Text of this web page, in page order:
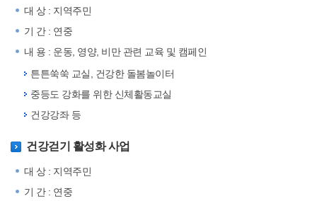
대 상 : 지역주민
기 간 : 연중
내 용 : 운동, 영양, 비만 관련 교육 및 캠페인
튼튼쑥쑥 교실, 건강한 돌봄놀이터
중등도 강화를 위한 신체활동교실
건강강좌 등
건강걷기 활성화 사업
대 상 : 지역주민
기 간 : 연중